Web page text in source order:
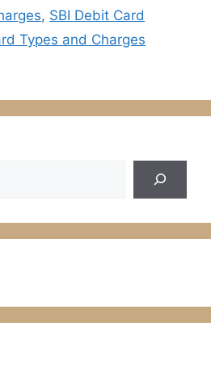
, SBI Debit Card
Types and Charges